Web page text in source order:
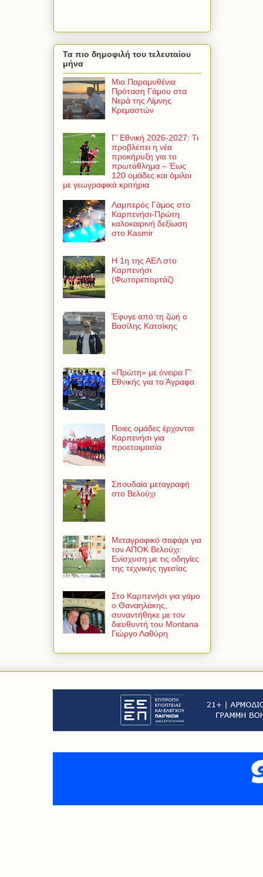
Τα πιο δημοφιλή του τελευταίου
μήνα
Μια Παραμυθένια
Πρόταση Γάμου στα
Νερά της Λίμνης
Κρεμαστών
Γ’ Εθνική 2026-2027: Τι
προβλέπει η νέα
προκήρυξη για το
πρωτάθλημα – Έως
120 ομάδες και όμιλοι
με γεωγραφικά κριτήρια
Λαμπερός Γάμος στο
Καρπενήσι-Πρώτη
καλοκαιρινή δεξίωση
στο Kasmir
Η 1η της ΑΕΛ στο
Καρπενήσι
(Φωτορεπορτάζ)
Έφυγε από τη ζωή ο
Βασίλης Κατσίκης
«Πρώτη» με όνειρα Γ'
Εθνικής για τα Άγραφα
Ποιες ομάδες έρχονται
Καρπενήσι για
προετοιμασία
Σπουδαία μεταγραφή
στο Βελούχι
Μεταγραφικό σαφάρι για
τον ΑΠΟΚ Βελούχι:
Ενίσχυση με τις οδηγίες
της τεχνικής ηγεσίας
Στο Καρπενήσι για γάμο
ο Θαναηλάκης,
συναντήθηκε με τον
διευθυντή του Montana
Γιώργο Λαθύρη